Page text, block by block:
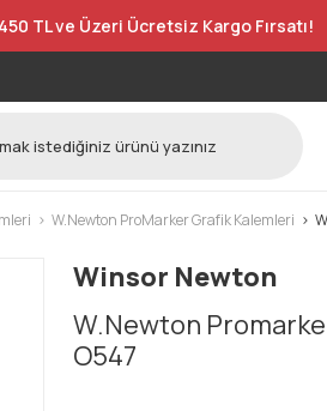
TL ve Üzeri Ücretsiz Kargo Fırsatı!
W.Newton ProMarker Grafik Kalemleri
Winsor Newton
W.Newton
O547